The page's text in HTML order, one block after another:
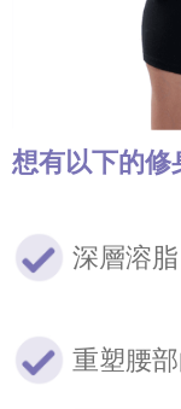
想有以下的修
深層溶脂
重塑腰